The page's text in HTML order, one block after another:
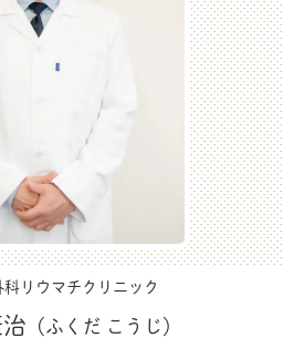
教室
ご家族に、関節リウマチに対
治療をうけて頂けますように
す。第２回目は、お薬やリハ
関節リウマチの治療について
学的製剤の資材展示を行いま
測定器、体組成計の体験がで
受付までお申し出ください。
談には対応できかねますので
科リウマチクリニック
（ふくだ こうじ）